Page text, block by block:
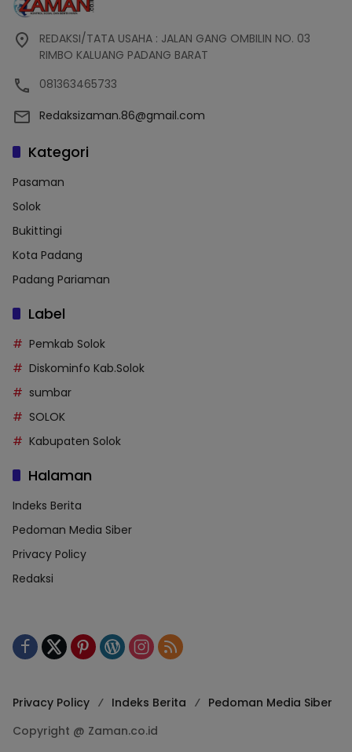
REDAKSI/TATA USAHA : JALAN GANG OMBILIN NO. 03
RIMBO KALUANG PADANG BARAT
081363465733
Redaksizaman.86@gmail.com
Kategori
Pasaman
Solok
Bukittingi
Kota Padang
Padang Pariaman
Label
Pemkab Solok
Diskominfo Kab.Solok
sumbar
SOLOK
Kabupaten Solok
Halaman
Indeks Berita
Pedoman Media Siber
Privacy Policy
Redaksi
Privacy Policy Indeks Berita
Pedoman Media Siber
Copyright @ Zaman.co.id